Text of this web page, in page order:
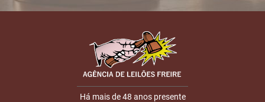
Há mais de 48 anos presente